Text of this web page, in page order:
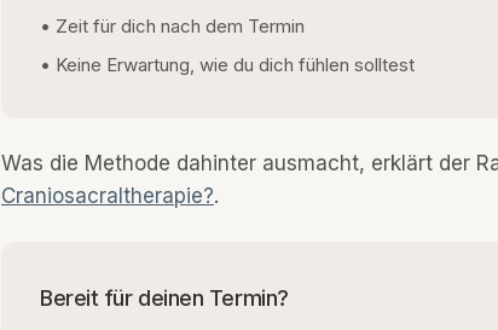
• Zeit für dich nach dem Termin
• Keine Erwartung, wie du dich fühlen solltest
Was die Methode dahinter ausmacht, erklärt der
Craniosacraltherapie?.
Bereit für deinen Termin?